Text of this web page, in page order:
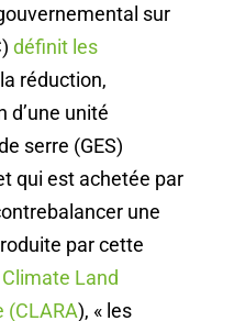
sur
définit les
réduction,
d’une unité
serre (GES)
qui est achetée par
une
par cette
Land
(CLARA), « les